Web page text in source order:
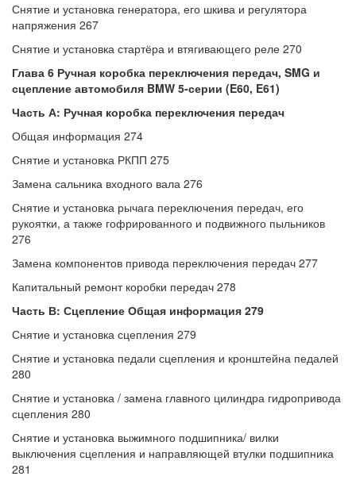
Снятие и установка генератора, его шкива и регулятора
напряжения 267
Снятие и установка стартёра и втягивающего реле 270
Глава 6 Ручная коробка переключения передач, SMG и
сцепление автомобиля BMW 5-серии (E60, E61)
Часть А: Ручная коробка переключения передач
Общая информация 274
Снятие и установка РКПП 275
Замена сальника входного вала 276
Снятие и установка рычага переключения передач, его
рукоятки, а также гофрированного и подвижного пыльников
276
Замена компонентов привода переключения передач 277
Капитальный ремонт коробки передач 278
Часть В: Сцепление Общая информация 279
Снятие и установка сцепления 279
Снятие и установка педали сцепления и кронштейна педалей
280
Снятие и установка / замена главного цилиндра гидропривода
сцепления 280
Снятие и установка выжимного подшипника/ вилки
выключения сцепления и направляющей втулки подшипника
281